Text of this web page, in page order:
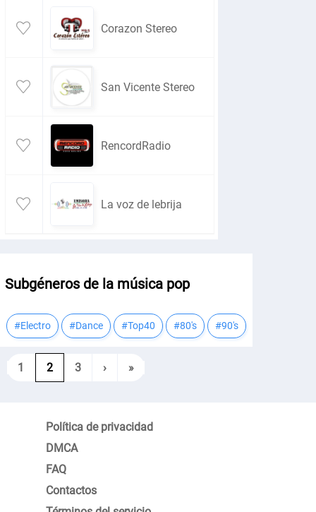
Corazon Stereo
San Vicente Stereo
RencordRadio
La voz de lebrija
Subgéneros de la música pop
#Electro #Dance #Top40 #80's #90's
1 2 3 › »
Política de privacidad
DMCA
FAQ
Contactos